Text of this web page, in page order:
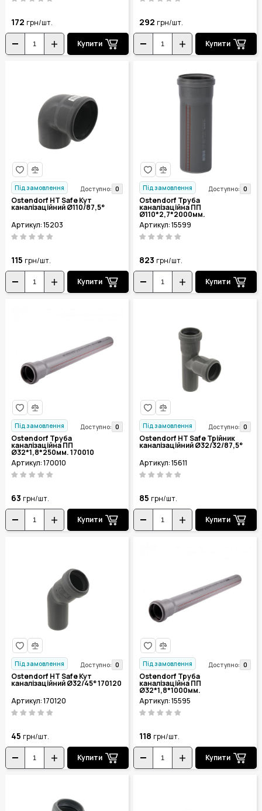
172 грн/шт.
Купити
292 грн/шт.
Купити
Під замовлення Доступно: 0
Ostendorf HT Safe Кут
каналізаційний Ø110/87,5°
Артикул: 15203
115 грн/шт.
Купити
Під замовлення Доступно: 0
Ostendorf Труба
каналізаційна ПП
Ø110*2,7*2000мм.
Артикул: 15599
823 грн/шт.
Купити
Під замовлення Доступно: 0
Ostendorf Труба
каналізаційна ПП
Ø32*1,8*250мм. 170010
Артикул: 170010
63 грн/шт.
Купити
Під замовлення Доступно: 0
Ostendorf HT Safe Трійник
каналізаційний Ø32/32/87,5°
Артикул: 15611
85 грн/шт.
Купити
Під замовлення Доступно: 0
Ostendorf HT Safe Кут
каналізаційний Ø32/45° 170120
Артикул: 170120
45 грн/шт.
Купити
Під замовлення Доступно: 0
Ostendorf Труба
каналізаційна ПП
Ø32*1,8*1000мм.
Артикул: 15595
118 грн/шт.
Купити